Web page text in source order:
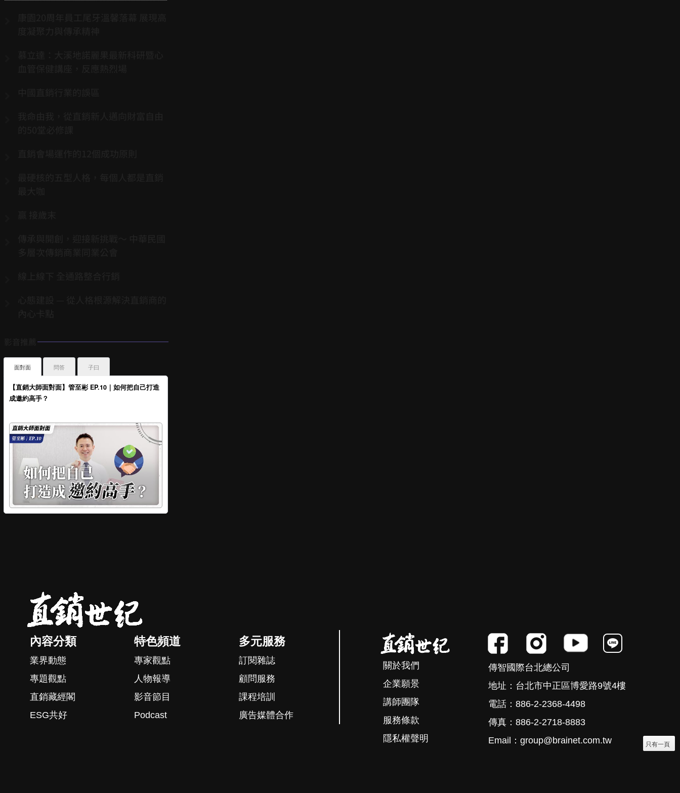
面對面
【直銷大師面對面】管至彬 EP.10｜如何把自己打造
成邀約高手？
問答 子曰
內容分類
業界動態
專題觀點
直銷藏經閣
ESG共好
特色頻道
專家觀點
人物報導
影音節目
Podcast
多元服務
訂閱雜誌
顧問服務
課程培訓
廣告媒體合作
關於我們
企業願景
講師團隊
服務條款
隱私權聲明
傳智國際台北總公司
地址：台北市中正區博愛路9號4樓
電話：886-2-2368-4498
傳真：886-2-2718-8883
Email：group@brainet.com.tw
只有一頁